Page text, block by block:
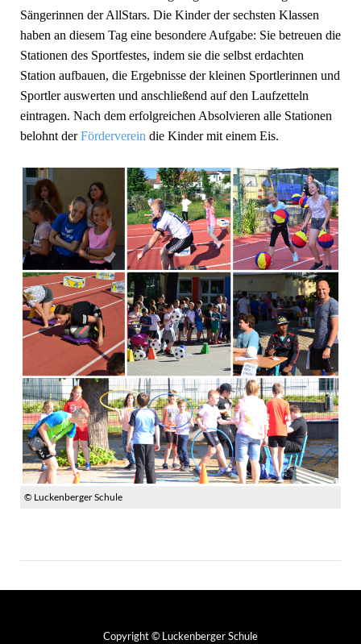
Sängerinnen der AllStars. Die Kinder der sechsten Klassen
haben an diesem Tag eine besondere Aufgabe: Sie betreuen die
Stationen des Sportfestes, indem sie die selbst erdachten
Station aufbauen, die Ergebnisse der kleinen Sportlerinnen und
Sportler auswerten und anschließend auf den Laufzetteln
eintragen. Nach dem erfolgreichen Absolvieren alle Stationen
belohnt derFörderverein die Kinder mit einem Eis.
© Luckenberger Schule
Copyright © Luckenberger Schule